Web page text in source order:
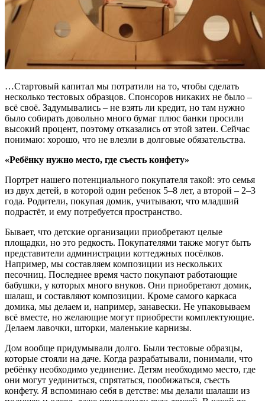
…Стартовый капитал мы потратили на то, чтобы сделать
несколько тестовых образцов. Спонсоров никаких не было –
всё своё. Задумывались – не взять ли кредит, но там нужно
было собирать довольно много бумаг плюс банки просили
высокий процент, поэтому отказались от этой затеи. Сейчас
понимаю: хорошо, что не влезли в долговые обязательства.
«Ребёнку нужно место, где съесть конфету»
Портрет нашего потенциального покупателя такой: это семья
из двух детей, в которой один ребенок 5–8 лет, а второй – 2–3
года. Родители, покупая домик, учитывают, что младший
подрастёт, и ему потребуется пространство.
Бывает, что детские организации приобретают целые
площадки, но это редкость. Покупателями также могут быть
представители администрации коттеджных посёлков.
Например, мы составляем композиции из нескольких
песочниц. Последнее время часто покупают работающие
бабушки, у которых много внуков. Они приобретают домик,
шалаш, и составляют композиции. Кроме самого каркаса
домика, мы делаем и, например, занавески. Не упаковываем
всё вместе, но желающие могут приобрести комплектующие.
Делаем лавочки, шторки, маленькие карнизы.
Дом вообще придумывали долго. Были тестовые образцы,
которые стояли на даче. Когда разрабатывали, понимали, что
ребёнку необходимо уединение. Детям необходимо место, где
они могут уединиться, спрятаться, пообижаться, съесть
конфету. Я вспоминаю себя в детстве: мы делали шалаши из